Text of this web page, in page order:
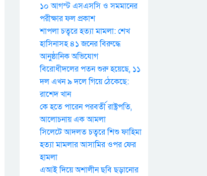
১০ আগস্ট এসএসসি ও সমমানের
পরীক্ষার ফল প্রকাশ
শাপলা চত্বরে হত্যা মামলা: শেখ
হাসিনাসহ ৪১ জনের বিরুদ্ধে
আনুষ্ঠানিক অভিযোগ
বিরোধীদলের পতন শুরু হয়েছে, ১১
দল এখন ৯ দলে গিয়ে ঠেকেছে:
রাশেদ খান
কে হতে পারেন পরবর্তী রাষ্ট্রপতি,
আলোচনায় এক আমলা
সিলেটে আদলত চত্বরে শিশু ফাহিমা
হত্যা মামলার আসামির ওপর ফের
হামলা
এআই দিয়ে অশালীন ছবি ছড়ানোর